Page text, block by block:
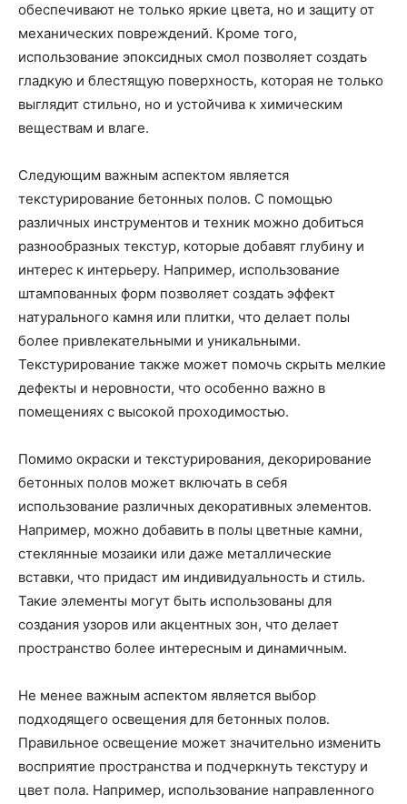
обеспечивают не только яркие цвета, но и защиту от
механических повреждений. Кроме того,
использование эпоксидных смол позволяет создать
гладкую и блестящую поверхность, которая не только
выглядит стильно, но и устойчива к химическим
веществам и влаге.
Следующим важным аспектом является
текстурирование бетонных полов. С помощью
различных инструментов и техник можно добиться
разнообразных текстур, которые добавят глубину и
интерес к интерьеру. Например, использование
штампованных форм позволяет создать эффект
натурального камня или плитки, что делает полы
более привлекательными и уникальными.
Текстурирование также может помочь скрыть мелкие
дефекты и неровности, что особенно важно в
помещениях с высокой проходимостью.
Помимо окраски и текстурирования, декорирование
бетонных полов может включать в себя
использование различных декоративных элементов.
Например, можно добавить в полы цветные камни,
стеклянные мозаики или даже металлические
вставки, что придаст им индивидуальность и стиль.
Такие элементы могут быть использованы для
создания узоров или акцентных зон, что делает
пространство более интересным и динамичным.
Не менее важным аспектом является выбор
подходящего освещения для бетонных полов.
Правильное освещение может значительно изменить
восприятие пространства и подчеркнуть текстуру и
цвет пола. Например, использование направленного